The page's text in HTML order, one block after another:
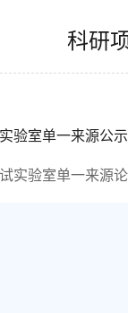
科研
验室单一来源公示
实验室单一来源